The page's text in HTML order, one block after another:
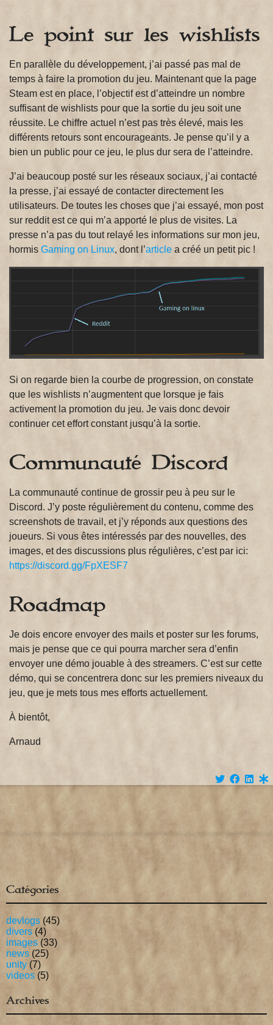
Le point sur les wishlists
En parallèle du développement, j’ai passé pas mal de
temps à faire la promotion du jeu. Maintenant que la page
Steam est en place, l’objectif est d’atteindre un nombre
suffisant de wishlists pour que la sortie du jeu soit une
réussite. Le chiffre actuel n’est pas très élevé, mais les
différents retours sont encourageants. Je pense qu’il y a
bien un public pour ce jeu, le plus dur sera de l’atteindre.
J’ai beaucoup posté sur les réseaux sociaux, j’ai contacté
la presse, j’ai essayé de contacter directement les
utilisateurs. De toutes les choses que j’ai essayé, mon post
sur reddit est ce qui m’a apporté le plus de visites. La
presse n’a pas du tout relayé les informations sur mon jeu,
hormis Gaming on Linux, dont l’article a créé un petit pic !
Si on regarde bien la courbe de progression, on constate
que les wishlists n’augmentent que lorsque je fais
activement la promotion du jeu. Je vais donc devoir
continuer cet effort constant jusqu’à la sortie.
Communauté Discord
La communauté continue de grossir peu à peu sur le
Discord. J’y poste régulièrement du contenu, comme des
screenshots de travail, et j’y réponds aux questions des
joueurs. Si vous êtes intéressés par des nouvelles, des
images, et des discussions plus régulières, c’est par ici:
https://discord.gg/FpXESF7
Roadmap
Je dois encore envoyer des mails et poster sur les forums,
mais je pense que ce qui pourra marcher sera d’enfin
envoyer une démo jouable à des streamers. C’est sur cette
démo, qui se concentrera donc sur les premiers niveaux du
jeu, que je mets tous mes efforts actuellement.
À bientôt,
Arnaud
Catégories
devlogs (45)
divers (4)
images (33)
news (25)
unity (7)
videos (5)
Archives